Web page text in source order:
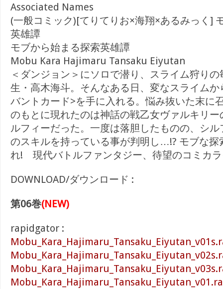
Associated Names
(一般コミック)[てりてりお×海翔×あるみっく]
英雄譚
モブから始まる探索英雄譚
Mobu Kara Hajimaru Tansaku Eiyutan
＜ダンジョン＞にソロで潜り、スライム狩り
生・高木海斗。そんなある日、変なスライム
バントカード>を手に入れる。悩み抜いた末に
のもとに現れたのは神話の戦乙女ヴァルキリ
ルフィーだった。一度は落胆したものの、シ
のスキルを持っている事が判明し…!? モブな探
れ! 現代バトルファンタジー、待望のコミカ
DOWNLOAD/ダウンロード :
第06巻(NEW)
rapidgator :